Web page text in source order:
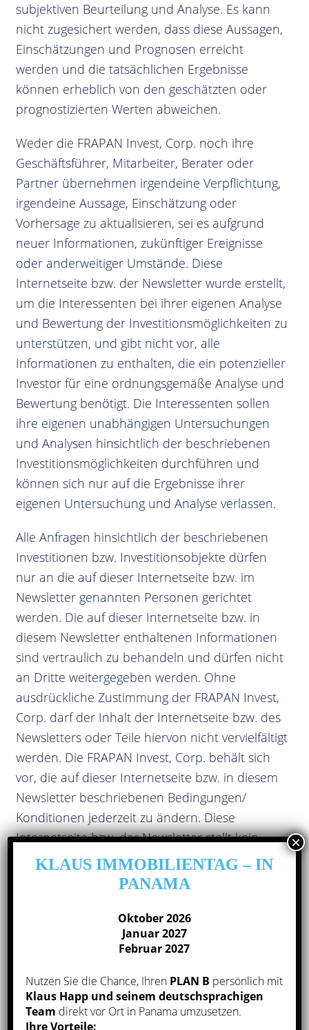
subjektiven Beurteilung und Analyse. Es kann
nicht zugesichert werden, dass diese Aussagen,
Einschätzungen und Prognosen erreicht
werden und die tatsächlichen Ergebnisse
können erheblich von den geschätzten oder
prognostizierten Werten abweichen.
Weder die FRAPAN Invest, Corp. noch ihre
Geschäftsführer, Mitarbeiter, Berater oder
Partner übernehmen irgendeine Verpflichtung,
irgendeine Aussage, Einschätzung oder
Vorhersage zu aktualisieren, sei es aufgrund
neuer Informationen, zukünftiger Ereignisse
oder anderweitiger Umstände. Diese
Internetseite bzw. der Newsletter wurde erstellt,
um die Interessenten bei ihrer eigenen Analyse
und Bewertung der Investitionsmöglichkeiten zu
unterstützen, und gibt nicht vor, alle
Informationen zu enthalten, die ein potenzieller
Investor für eine ordnungsgemäße Analyse und
Bewertung benötigt. Die Interessenten sollen
ihre eigenen unabhängigen Untersuchungen
und Analysen hinsichtlich der beschriebenen
Investitionsmöglichkeiten durchführen und
können sich nur auf die Ergebnisse ihrer
eigenen Untersuchung und Analyse verlassen.
Alle Anfragen hinsichtlich der beschriebenen
Investitionen bzw. Investitionsobjekte dürfen
nur an die auf dieser Internetseite bzw. im
Newsletter genannten Personen gerichtet
werden. Die auf dieser Internetseite bzw. in
diesem Newsletter enthaltenen Informationen
sind vertraulich zu behandeln und dürfen nicht
an Dritte weitergegeben werden. Ohne
ausdrückliche Zustimmung der FRAPAN Invest,
Corp. darf der Inhalt der Internetseite bzw. des
Newsletters oder Teile hiervon nicht vervielfältigt
werden. Die FRAPAN Invest, Corp. behält sich
vor, die auf dieser Internetseite bzw. in diesem
Newsletter beschriebenen Bedingungen/
Konditionen jederzeit zu ändern. Diese
Internetseite bzw. der Newsletter stellt kein
Angebot auf Abschluss eines Vertrags dar.
FRAPAN-Invest, Corp. vermittelt und verwaltet
Immobilien in Panama. Sämtliche Auskünfte
und Beratungsleistungen zu Visa-Prozessen,
Aufenthaltsgenehmigungen und der
ausschließlich durch unabhängige,
deutschsprachige Partneranwälte vor Ort in
KLAUS IMMOBILIENTAG – IN
PANAMA
Oktober 2026
Januar 2027
Februar 2027
Nutzen Sie die Chance, Ihren PLAN B persönlich mit
Klaus Happ und seinem deutschsprachigen
Team direkt vor Ort in Panama umzusetzen.
Ihre Vorteile: